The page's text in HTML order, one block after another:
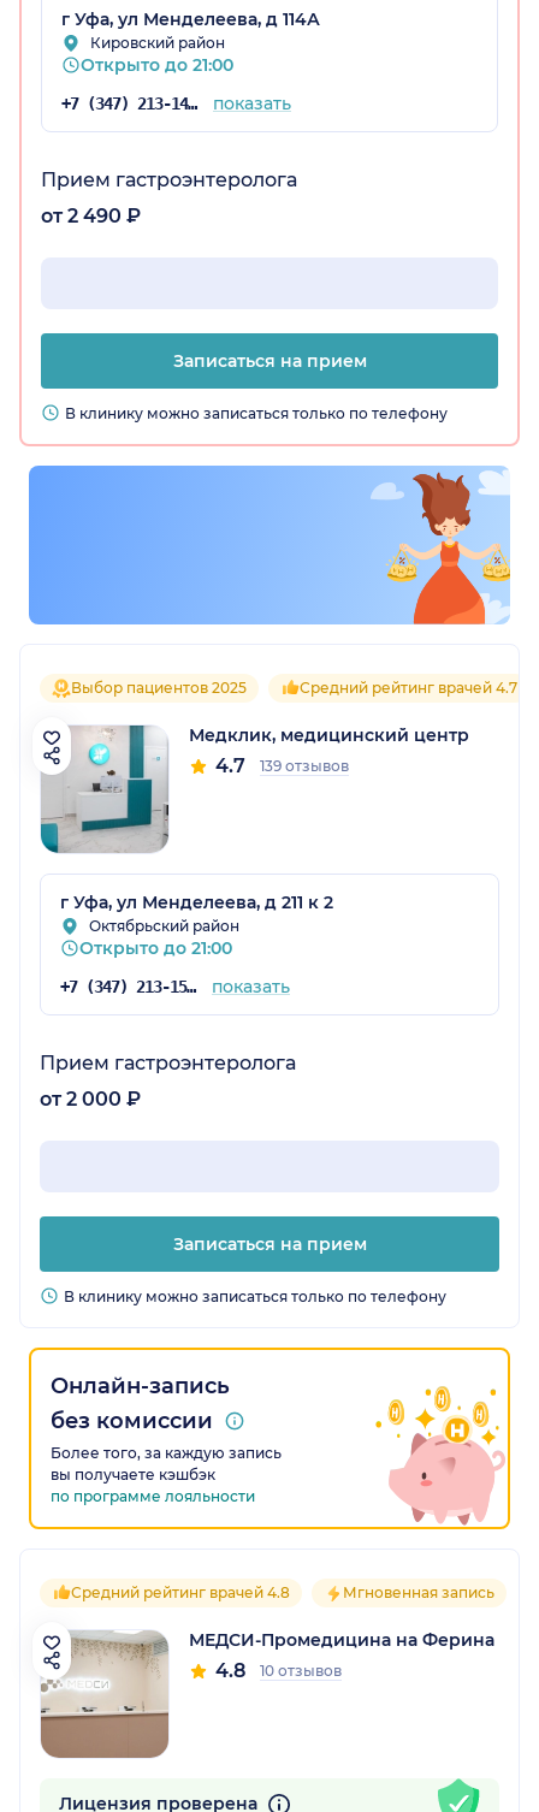
г Уфа, ул Менделеева, д 114А
Кировский район
Открыто до 21:00
+7 (347) 213-14-72 показать
Прием гастроэнтеролога
от 2 490 ₽
Записаться на прием
В клинику можно записаться только по телефону
Выбор пациентов 2025 Средний рейтинг врачей 4.7
Медклик, медицинский центр
4.7 139 отзывов
г Уфа, ул Менделеева, д 211 к 2
Октябрьский район
Открыто до 21:00
+7 (347) 213-15-92 показать
Прием гастроэнтеролога
от 2 000 ₽
Записаться на прием
В клинику можно записаться только по телефону
Онлайн-запись
без комиссии
Более того, за каждую запись
вы получаете кэшбэк
по программе лояльности
Средний рейтинг врачей 4.8 Мгновенная запись
МЕДСИ-Промедицина на Ферина
4.8 10 отзывов
Лицензия проверена